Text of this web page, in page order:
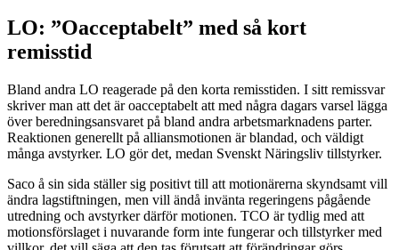
LO: ”Oacceptabelt” med så kort
remisstid
Bland andra LO reagerade på den korta remisstiden. I sitt remissvar
skriver man att det är oacceptabelt att med några dagars varsel lägga
över beredningsansvaret på bland andra arbetsmarknadens parter.
Reaktionen generellt på alliansmotionen är blandad, och väldigt
många avstyrker. LO gör det, medan Svenskt Näringsliv tillstyrker.
Saco å sin sida ställer sig positivt till att motionärerna skyndsamt vill
ändra lagstiftningen, men vill ändå invänta regeringens pågående
utredning och avstyrker därför motionen. TCO är tydlig med att
motionsförslaget i nuvarande form inte fungerar och tillstyrker med